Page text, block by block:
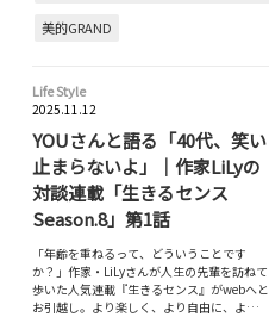
美的GRAND
Life Style
2025.11.12
YOUさんと語る「40代、笑い
止まらないよ」｜作家LiLyの
対談連載「生きるセンス
Season.8」第1話
「年齢を重ねるって、どういうことです
か？」作家・LiLyさんが人生の先輩を訪ねて
歩いた人気連載『生きるセンス』がwebへと
お引越し。より楽しく、より自由に、よ…